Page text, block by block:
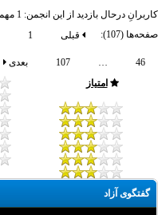
کاربرانِ درحال بازدید از این انجمن: 1 مهمان
صفحه‌ها (107):
قبلی 1
46
…
107
بعدی
امتیاز
گفتگوی آزاد